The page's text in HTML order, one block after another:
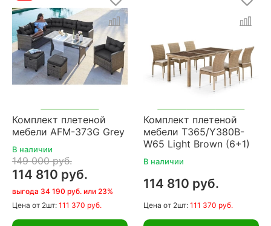
Комплект плетеной
мебели AFM-373G Grey
В наличии
149 000 руб.
114 810 руб.
выгода 34 190 руб. или 23%
Цена от 2шт: 111 370 руб.
Комплект плетеной
мебели T365/Y380B-
W65 Light Brown (6+1)
В наличии
114 810 руб.
Цена от 2шт: 111 370 руб.